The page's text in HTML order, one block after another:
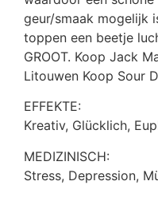
geur/smaak mogelijk
toppen een beetje
GROOT. Koop Jack
Litouwen Koop Sour
EFFEKTE:
Kreativ, Glücklich,
MEDIZINISCH:
Stress, Depression,